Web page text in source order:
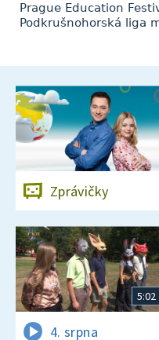
Prague Education
Podkrušnohorská liga
Zprávičky
5:02
4. srpna